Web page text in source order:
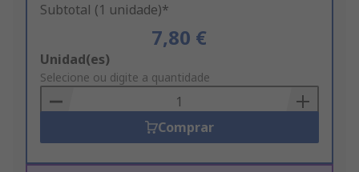
Subtotal (1 unidade)*
7,80 €
Add
to
Basket
Unidad(es)
Selecione ou digite a quantidade
Comprar